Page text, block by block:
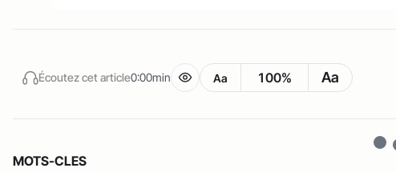
Écoutez cet article0:00min Aa 100% Aa
MOTS-CLES